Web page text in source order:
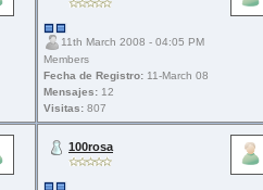
11th March 2008 - 04:05 PM
Members
Fecha de Registro: 11-March 08
Mensajes: 12
Visitas: 807
100rosa